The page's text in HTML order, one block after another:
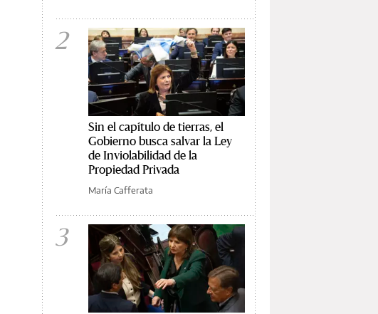
2
Sin el capítulo de tierras, el
Gobierno busca salvar la Ley
de Inviolabilidad de la
Propiedad Privada
María Cafferata
3